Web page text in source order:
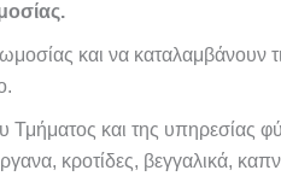
και να καταλαμβάνουν
και της υπηρεσίας
κροτίδες, βεγγαλικά,